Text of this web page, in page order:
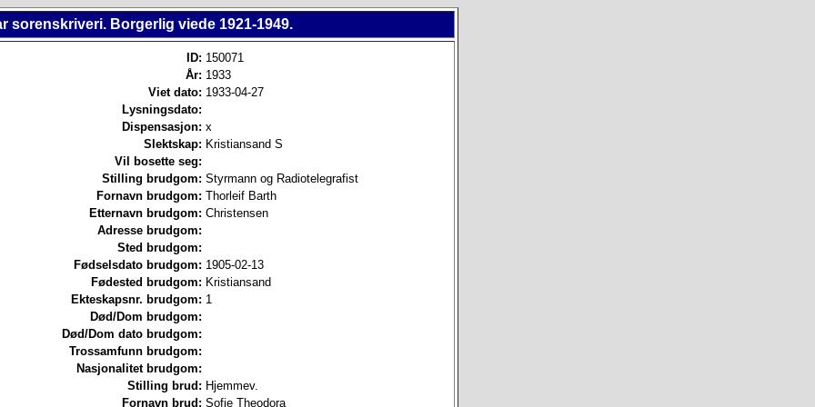
sorenskriveri. Borgerlig viede 1921-1949.
ID: 150071
År: 1933
Viet dato: 1933-04-27
Lysningsdato:
Dispensasjon: x
Slektskap: Kristiansand S
Vil bosette seg:
Stilling brudgom: Styrmann og Radiotelegrafist
Fornavn brudgom: Thorleif Barth
Etternavn brudgom: Christensen
Adresse brudgom:
Sted brudgom:
Fødselsdato brudgom: 1905-02-13
Fødested brudgom: Kristiansand
Ekteskapsnr. brudgom: 1
Død/Dom brudgom:
Død/Dom dato brudgom:
Trossamfunn brudgom:
Nasjonalitet brudgom:
Stilling brud: Hjemmev.
Fornavn brud: Sofie Theodora